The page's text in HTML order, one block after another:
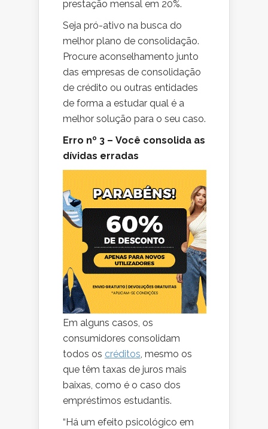
prestação mensal em 20%.
Seja pró-ativo na busca do
melhor plano de consolidação.
Procure aconselhamento junto
das empresas de consolidação
de crédito ou outras entidades
de forma a estudar qual é a
melhor solução para o seu caso.
Erro nº 3 – Você consolida as
dívidas erradas
Em alguns casos, os
consumidores consolidam
todos os créditos, mesmo os
que têm taxas de juros mais
baixas, como é o caso dos
empréstimos estudantis.
“Há um efeito psicológico em